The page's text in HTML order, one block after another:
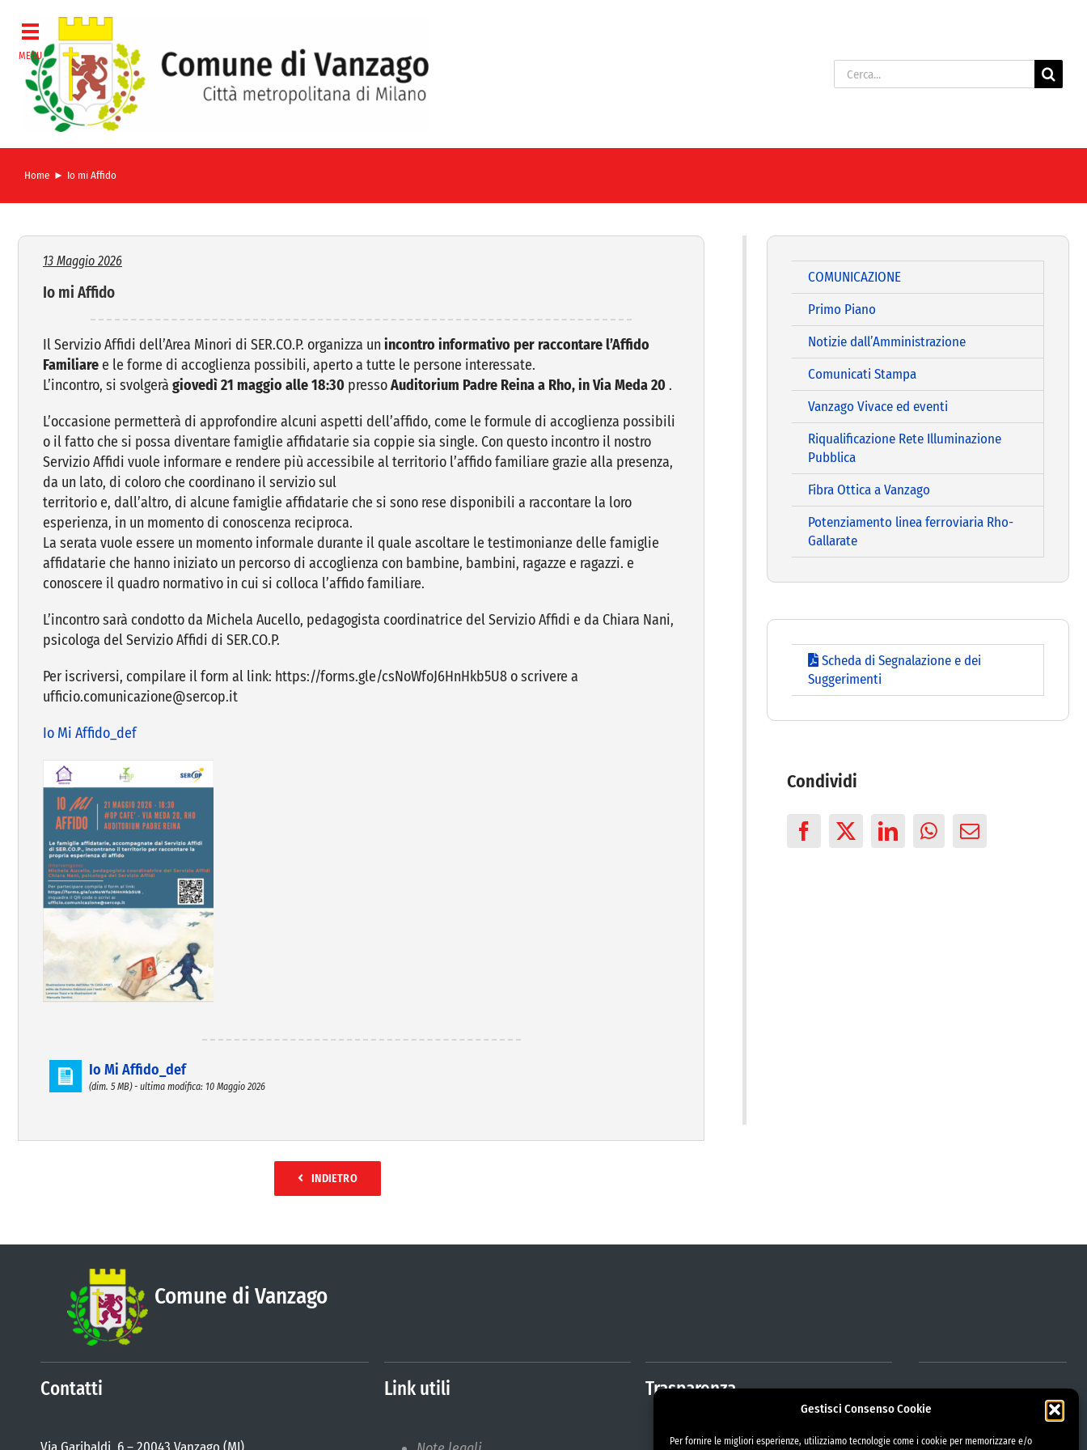
Gestisci Consenso Cookie
Per fornire le migliori esperienze, utilizziamo tecnologie come i cookie per memorizzare e/o
contenuto
Cerca
per:
Home Io mi Affido
13 Maggio 2026
Io mi Affido
Il Servizio Affidi dell’Area Minori di SER.CO.P. organizza un incontro informativo per raccontare l’Affido
Familiaree le forme di accoglienza possibili, aperto a tutte le persone interessate.
L’incontro, si svolgerà giovedì 21 maggio alle 18:30 pressoAuditorium Padre Reina a Rho, in Via Meda 20.
L’occasione permetterà di approfondire alcuni aspetti dell’affido, come le formule di accoglienza possibili
o il fatto che si possa diventare famiglie affidatarie sia coppie sia single. Con questo incontro il nostro
Servizio Affidi vuole informare e rendere più accessibile al territorio l’affido familiare grazie alla presenza,
da un lato, di coloro che coordinano il servizio sul
territorio e, dall’altro, di alcune famiglie affidatarie che si sono rese disponibili a raccontare la loro
esperienza, in un momento di conoscenza reciproca.
La serata vuole essere un momento informale durante il quale ascoltare le testimonianze delle famiglie
affidatarie che hanno iniziato un percorso di accoglienza con bambine, bambini, ragazze e ragazzi. e
conoscere il quadro normativo in cui si colloca l’affido familiare.
L’incontro sarà condotto da Michela Aucello, pedagogista coordinatrice del Servizio Affidi e da Chiara Nani,
psicologa del Servizio Affidi di SER.CO.P.
Per iscriversi, compilare il form al link: https://forms.gle/csNoWfoJ6HnHkb5U8 o scrivere a
ufficio.comunicazione@sercop.it
Io Mi Affido_def
Io Mi Affido_def
(dim. 5 MB) - ultima modifica: 10 Maggio 2026
COMUNICAZIONE
Primo Piano
Notizie dall’Amministrazione
Comunicati Stampa
Vanzago Vivace ed eventi
Riqualificazione Rete Illuminazione
Pubblica
Fibra Ottica a Vanzago
Potenziamento linea ferroviaria Rho-
Gallarate
Scheda di Segnalazione e dei
Suggerimenti
Condividi
INDIETRO
Comune di Vanzago
Contatti Link utili Trasparenza